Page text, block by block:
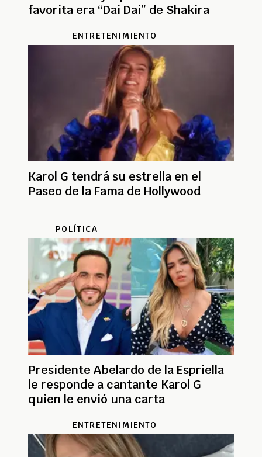
favorita era “Dai Dai” de Shakira
ENTRETENIMIENTO
Karol G tendrá su estrella en el
Paseo de la Fama de Hollywood
POLÍTICA
Presidente Abelardo de la Espriella
le responde a cantante Karol G
quien le envió una carta
ENTRETENIMIENTO